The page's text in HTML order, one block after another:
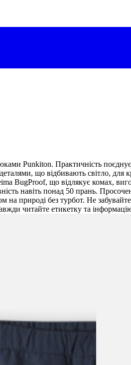
Punkiton. Практичність
що відбивають світло, для
BugProof, що відлякує комах,
навіть понад 50 прань.
на природі без турбот. Не
читайте етикетку та